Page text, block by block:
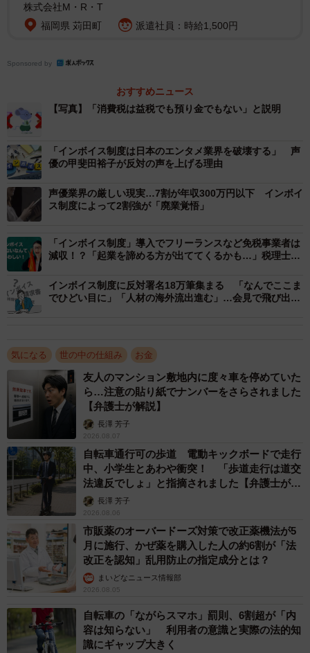
声優たちが作ったインボイス制度の解説アニメ（提供）
内容は、架空の学校「私立ボイクション学園」を舞台に、
ラジオ研究部の部員であるネズミやサル、ヘビなどの擬人
化された動物たちがインボイス制度について学んでいくと
いうもの。「インボイス制度はじまる？！」と題された第1
話は、ネズミが「大変だ！インボイス制度が10月には始ま
っちゃうらしいよ」と部室に駆け込んでくるところから幕
が上がる。
「インボイス制度って何？」とピンと来ていない部員たち
に、「簡単に言えば消費税の増税だよ。しかも小規模の事
業者が廃業してしまうかもしれないんだ」と危機感を口に
するネズミ。「軽減税率で8%と10%に分かれている消費税
を正確に計算するため」だという導入の背景を解説してい
るところへ、今度は何やら訳知り顔のウサギが登場。「小
規模事業者は預かった消費税を国に払っておらず、それは
不公平な“益税”と呼ばれている」などとして、「インボイス
制度は必要不可欠」と主張するのだった…。
株式会社M・R・T
福岡県 苅田町
派遣社員：時給1,500円
Sponsored by
おすすめニュース
【写真】「消費税は益税でも預り金でもない」と説明
「インボイス制度は日本のエンタメ業界を破壊する」 声
優の甲斐田裕子が反対の声を上げる理由
声優業界の厳しい現実…7割が年収300万円以下 インボイ
ス制度によって2割強が「廃業覚悟」
「インボイス制度」導入でフリーランスなど免税事業者は
減収！？「起業を諦める方が出ててくるかも…」税理士芸
インボイス制度に反対署名18万筆集まる 「なんでここま
でひどい目に」「人材の海外流出進む」…会見で飛び出し
気になる 世の中の仕組み お金
友人のマンション敷地内に度々車を停めていた
ら…注意の貼り紙でナンバーをさらされました
【弁護士が解説】
長澤 芳子
2026.08.07
自転車通行可の歩道 電動キックボードで走行
中、小学生とあわや衝突！ 「歩道走行は道交
法違反でしょ」と指摘されました【弁護士が解
説】長澤 芳子
2026.08.06
市販薬のオーバードーズ対策で改正薬機法が5
月に施行、かぜ薬を購入した人の約6割が「法
改正を認知」乱用防止の指定成分とは？
まいどなニュース情報部
2026.08.05
自転車の「ながらスマホ」罰則、6割超が「内
容は知らない」 利用者の意識と実際の法的知
識にギャップ大きく